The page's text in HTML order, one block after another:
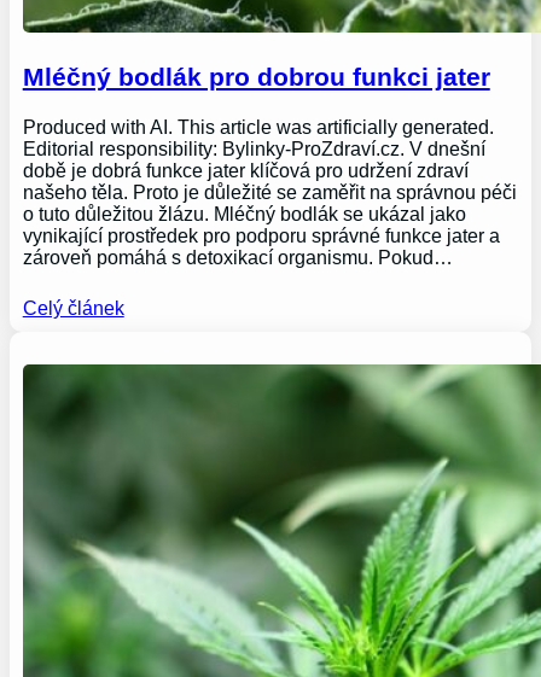
Mléčný bodlák pro dobrou funkci jater
Produced with AI. This article was artificially generated.
Editorial responsibility: Bylinky-ProZdraví.cz. V dnešní
době je dobrá funkce jater klíčová pro udržení zdraví
našeho těla. Proto je důležité se zaměřit na správnou péči
o tuto důležitou žlázu. Mléčný bodlák se ukázal jako
vynikající prostředek pro podporu správné funkce jater a
zároveň pomáhá s detoxikací organismu. Pokud…
Celý článek